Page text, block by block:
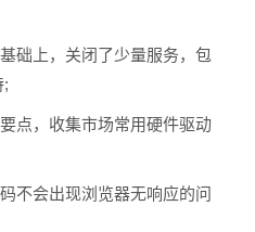
上，关闭了少量服务，包
;
，收集市场常用硬件驱动
会出现浏览器无响应的问